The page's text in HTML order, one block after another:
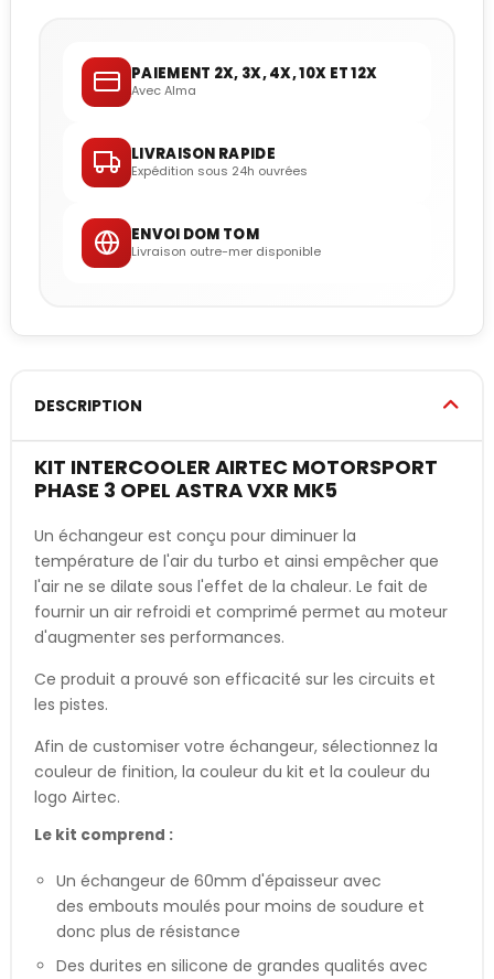
PAIEMENT 2X, 3X, 4X, 10X ET 12X
Avec Alma
LIVRAISON RAPIDE
Expédition sous 24h ouvrées
ENVOI DOM TOM
Livraison outre-mer disponible
DESCRIPTION
KIT INTERCOOLER AIRTEC MOTORSPORT
PHASE 3 OPEL ASTRA VXR MK5
Un échangeur est conçu pour diminuer la
température de l'air du turbo et ainsi empêcher que
l'air ne se dilate sous l'effet de la chaleur. Le fait de
fournir un air refroidi et comprimé permet au moteur
d'augmenter ses performances.
Ce produit a prouvé son efficacité sur les circuits et
les pistes.
Afin de customiser votre échangeur, sélectionnez la
couleur de finition, la couleur du kit et la couleur du
logo Airtec.
Le kit comprend :
Un échangeur de 60mm d'épaisseur avec
des embouts moulés pour moins de soudure et
donc plus de résistance
Des durites en silicone de grandes qualités avec